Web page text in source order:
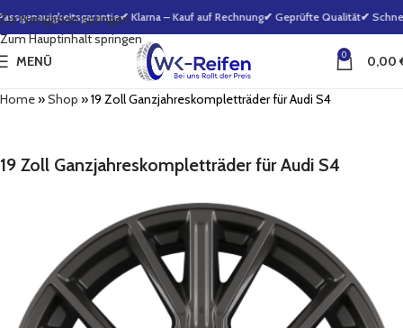
Zur Navigation springen
Zum Hauptinhalt springen
✔ Klarna – Kauf auf Rechnung✔ Geprüfte Qualität✔
MENÜ 0 0,00
Home»Shop »19 Zoll Ganzjahreskompletträder für Audi S4
19 Zoll Ganzjahreskompletträder für Audi S4